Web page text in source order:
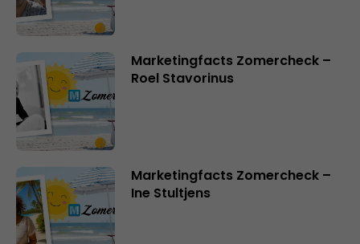
Marketingfacts Zomercheck –
Roel Stavorinus
Marketingfacts Zomercheck –
Ine Stultjens